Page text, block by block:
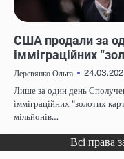
США продали за
імміграційних
Деревянко Ольга
Лише за один день
імміграційних “золотих
мільйонів…
Всі права